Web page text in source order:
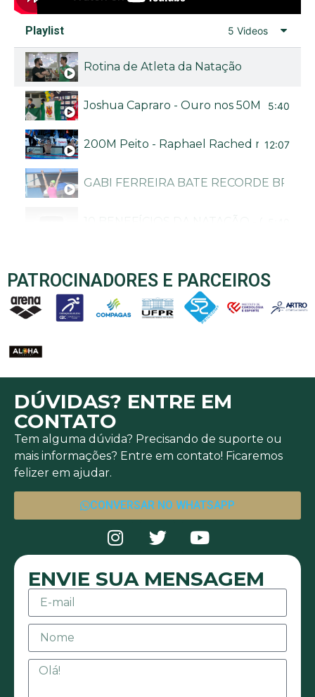
Playlist 5 Videos
Rotina de Atleta da Natação
Joshua Capraro - Ouro nos 50M livre no
5:40
200M Peito - Raphael Rached no Troféu
12:07
GABI FERREIRA BATE RECORDE
PATROCINADORES E PARCEIROS
DÚVIDAS? ENTRE EM
CONTATO
Tem alguma dúvida? Precisando de suporte ou
mais informações? Entre em contato! Ficaremos
felizer em ajudar.
CONVERSAR NO WHATSAPP
ENVIE SUA MENSAGEM